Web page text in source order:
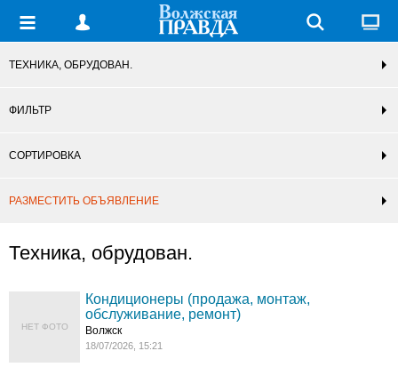
ТЕХНИКА, ОБРУДОВАН.
ФИЛЬТР
СОРТИРОВКА
РАЗМЕСТИТЬ ОБЪЯВЛЕНИЕ
Техника, обрудован.
НЕТ ФОТО
Кондиционеры (продажа, монтаж,
обслуживание, ремонт)
Волжск
18/07/2026, 15:21